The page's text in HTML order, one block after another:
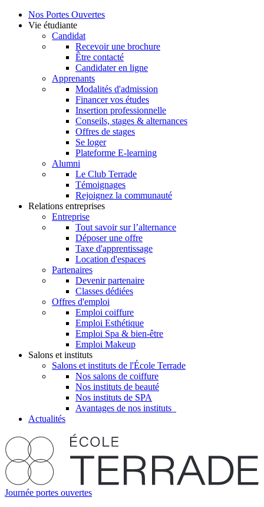
Nos Portes Ouvertes
Vie étudiante
Candidat
Recevoir une brochure
Être contacté
Candidater en ligne
Apprenants
Modalités d'admission
Financer vos études
Insertion professionnelle
Conseils, stages & alternances
Offres de stages
Se loger
Plateforme E-learning
Alumni
Le Club Terrade
Témoignages
Rejoignez la communauté
Relations entreprises
Entreprise
Tout savoir sur l’alternance
Déposer une offre
Taxe d'apprentissage
Location d'espaces
Partenaires
Devenir partenaire
Classes dédiées
Offres d'emploi
Emploi coiffure
Emploi Esthétique
Emploi Spa & bien-être
Emploi Makeup
Salons et instituts
Salons et instituts de l'École Terrade
Nos salons de coiffure
Nos instituts de beauté
Nos instituts de SPA
Avantages de nos instituts
Actualités
Journée portes ouvertes